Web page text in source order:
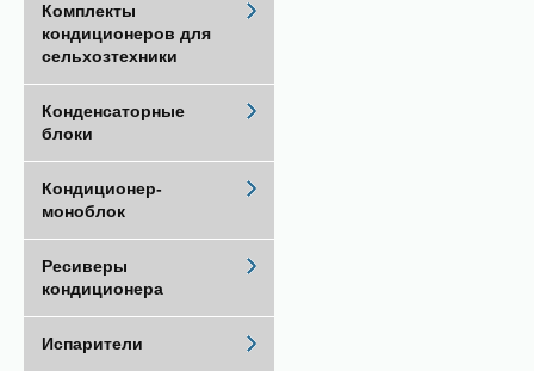
Комплекты
кондиционеров для
сельхозтехники
Конденсаторные
блоки
Кондиционер-
моноблок
Ресиверы
кондиционера
Испарители